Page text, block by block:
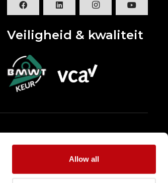
Allow all
Veiligheid & kwaliteit